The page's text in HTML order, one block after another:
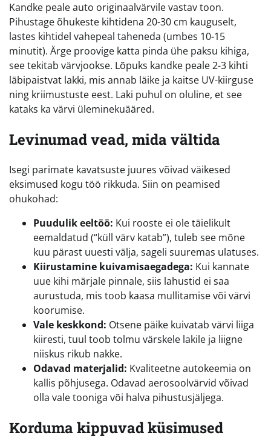
Kandke peale auto originaalvärvile vastav toon.
Pihustage õhukeste kihtidena 20-30 cm kauguselt,
lastes kihtidel vahepeal taheneda (umbes 10-15
minutit). Ärge proovige katta pinda ühe paksu kihiga,
see tekitab värvjookse. Lõpuks kandke peale 2-3 kihti
läbipaistvat lakki, mis annab läike ja kaitse UV-kiirguse
ning kriimustuste eest. Laki puhul on oluline, et see
kataks ka värvi üleminekuääred.
Levinumad vead, mida vältida
Isegi parimate kavatsuste juures võivad väikesed
eksimused kogu töö rikkuda. Siin on peamised
ohukohad:
Puudulik eeltöö: Kui rooste ei ole täielikult
eemaldatud (“küll värv katab”), tuleb see mõne
kuu pärast uuesti välja, sageli suuremas ulatuses.
Kiirustamine kuivamisaegadega: Kui kannate
uue kihi märjale pinnale, siis lahustid ei saa
aurustuda, mis toob kaasa mullitamise või värvi
koorumise.
Vale keskkond: Otsene päike kuivatab värvi liiga
kiiresti, tuul toob tolmu värskele lakile ja liigne
niiskus rikub nakke.
Odavad materjalid: Kvaliteetne autokeemia on
kallis põhjusega. Odavad aerosoolvärvid võivad
olla vale tooniga või halva pihustusjäljega.
Korduma kippuvad küsimused